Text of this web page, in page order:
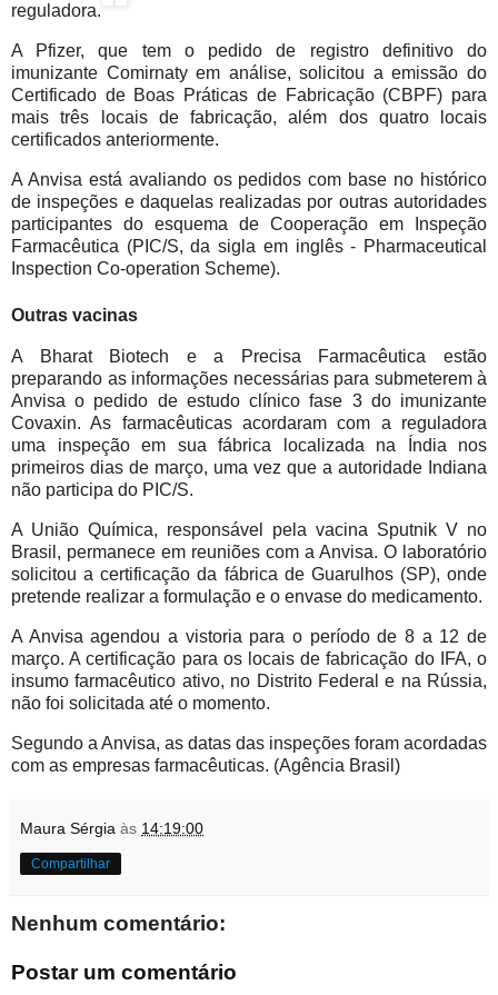
reguladora.
A Pfizer, que tem o pedido de registro definitivo do
imunizante Comirnaty em análise, solicitou a emissão do
Certificado de Boas Práticas de Fabricação (CBPF) para
mais três locais de fabricação, além dos quatro locais
certificados anteriormente.
A Anvisa está avaliando os pedidos com base no histórico
de inspeções e daquelas realizadas por outras autoridades
participantes do esquema de Cooperação em Inspeção
Farmacêutica (PIC/S, da sigla em inglês - Pharmaceutical
Inspection Co-operation Scheme).
Outras vacinas
A Bharat Biotech e a Precisa Farmacêutica estão
preparando as informações necessárias para submeterem à
Anvisa o pedido de estudo clínico fase 3 do imunizante
Covaxin. As farmacêuticas acordaram com a reguladora
uma inspeção em sua fábrica localizada na Índia nos
primeiros dias de março, uma vez que a autoridade Indiana
não participa do PIC/S.
A União Química, responsável pela vacina Sputnik V no
Brasil, permanece em reuniões com a Anvisa. O laboratório
solicitou a certificação da fábrica de Guarulhos (SP), onde
pretende realizar a formulação e o envase do medicamento.
A Anvisa agendou a vistoria para o período de 8 a 12 de
março. A certificação para os locais de fabricação do IFA, o
insumo farmacêutico ativo, no Distrito Federal e na Rússia,
não foi solicitada até o momento.
Segundo a Anvisa, as datas das inspeções foram acordadas
com as empresas farmacêuticas. (Agência Brasil)
Maura Sérgia às 14:19:00
Compartilhar
Nenhum comentário:
Postar um comentário